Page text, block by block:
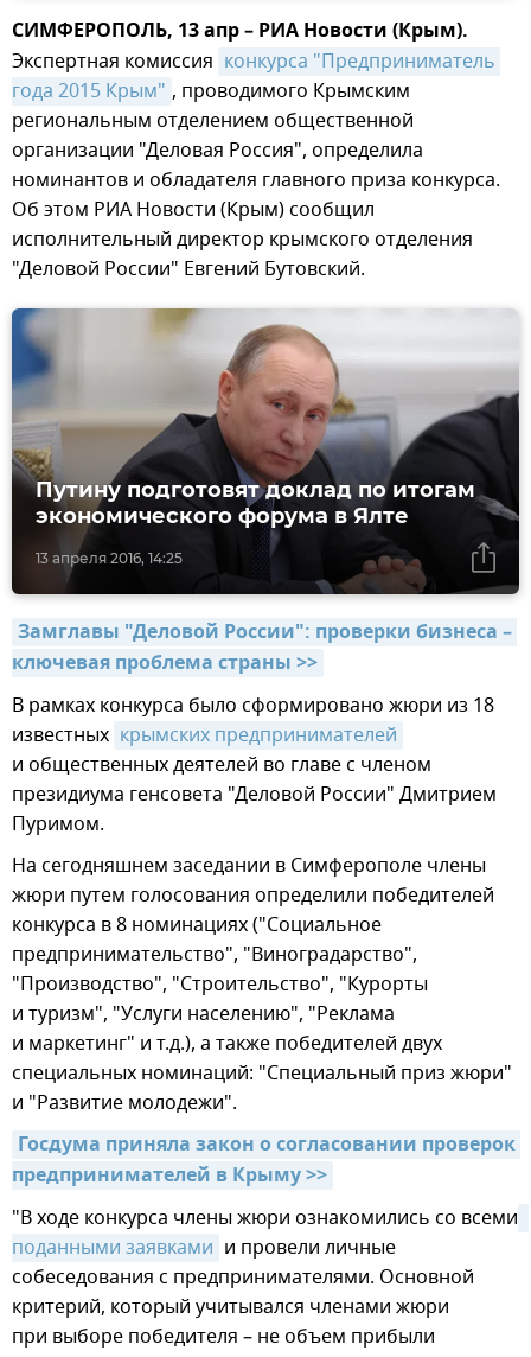
СИМФЕРОПОЛЬ, 13 апр – РИА Новости (Крым).
Экспертная комиссия конкурса "Предприниматель
года 2015 Крым" , проводимого Крымским
региональным отделением общественной
организации "Деловая Россия", определила
номинантов и обладателя главного приза конкурса.
Об этом РИА Новости (Крым) сообщил
исполнительный директор крымского отделения
"Деловой России" Евгений Бутовский.
13 апреля 2016, 14:25
Путину подготовят доклад по итогам
экономического форума в Ялте
Замглавы "Деловой России": проверки бизнеса –
ключевая проблема страны >>
В рамках конкурса было сформировано жюри из 18
известных крымских предпринимателей
и общественных деятелей во главе с членом
президиума генсовета "Деловой России" Дмитрием
Пуримом.
На сегодняшнем заседании в Симферополе члены
жюри путем голосования определили победителей
конкурса в 8 номинациях ("Социальное
предпринимательство", "Виноградарство",
"Производство", "Строительство", "Курорты
и туризм", "Услуги населению", "Реклама
и маркетинг" и т.д.), а также победителей двух
специальных номинаций: "Специальный приз жюри"
и "Развитие молодежи".
Госдума приняла закон о согласовании проверок
предпринимателей в Крыму >>
"В ходе конкурса члены жюри ознакомились со всеми
поданными заявками и провели личные
собеседования с предпринимателями. Основной
критерий, который учитывался членами жюри
при выборе победителя – не объем прибыли